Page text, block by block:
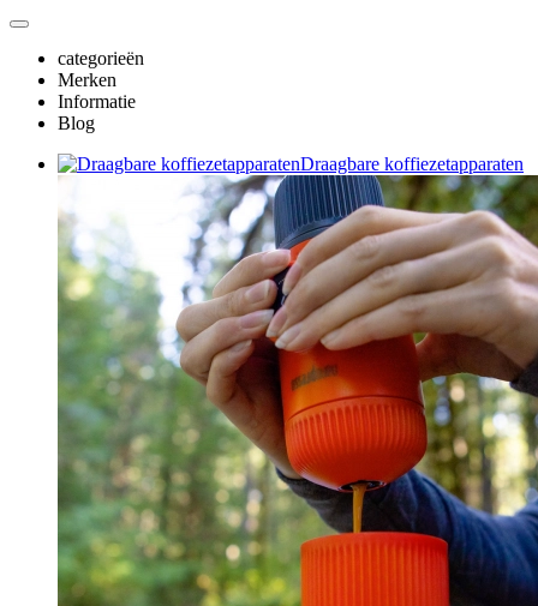
categorieën
Merken
Informatie
Blog
Draagbare koffiezetapparaten